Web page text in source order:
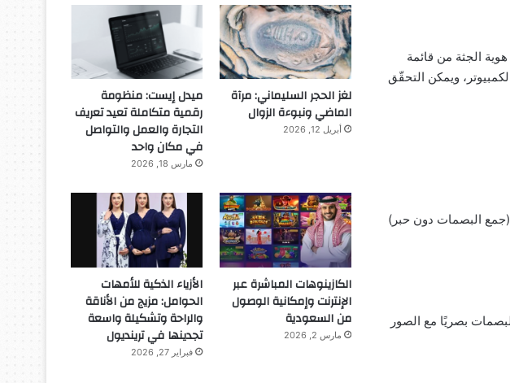
الجثة من قائمة
ويمكن التحقّق
(جمع البصمات دون حبر)
بصريًا مع الصور
لغز الحجر السليماني: مرآة
الماضي ونبوءة الزوال
أبريل 12, 2026
ميدل إيست: منظومة
رقمية متكاملة تعيد تعريف
التجارة والعمل والتواصل
في مكان واحد
مارس 18, 2026
الكازينوهات المباشرة عبر
الإنترنت وإمكانية الوصول
من السعودية
مارس 2, 2026
الأزياء الذكية للأمهات
الحوامل: مزيج من الأناقة
والراحة وتشكيلة واسعة
تجدينها في ترينديول
فبراير 27, 2026